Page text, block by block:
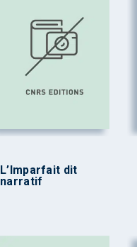
L’Imparfait dit
narratif